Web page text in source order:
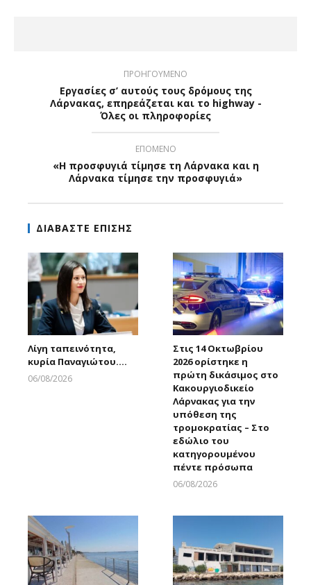
ΠΡΟΗΓΟΥΜΕΝΟ
Εργασίες σ’ αυτούς τους δρόμους της
Λάρνακας, επηρεάζεται και το highway -
Όλες οι πληροφορίες
ΕΠΟΜΕΝΟ
«Η προσφυγιά τίμησε τη Λάρνακα και η
Λάρνακα τίμησε την προσφυγιά»
ΔΙΑΒΑΣΤΕ ΕΠΙΣΗΣ
Λίγη ταπεινότητα,
κυρία Παναγιώτου….
06/08/2026
Στις 14 Οκτωβρίου
2026 ορίστηκε η
πρώτη δικάσιμος στο
Κακουργιοδικείο
Λάρνακας για την
υπόθεση της
τρομοκρατίας – Στο
εδώλιο του
κατηγορουμένου
πέντε πρόσωπα
06/08/2026